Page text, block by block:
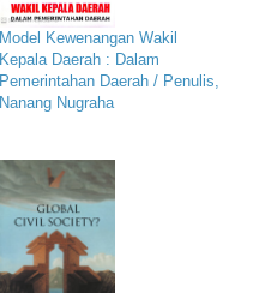
Model Kewenangan Wakil
Kepala Daerah : Dalam
Pemerintahan Daerah / Penulis,
Nanang Nugraha